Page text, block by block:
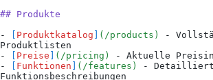
## Produkte
-
Produktkatalog ( /products )
-
Produktlisten
-
Preise ( /pricing )
- Aktuelle
-
Funktionen ( /features )
-
Funktionsbeschreibungen